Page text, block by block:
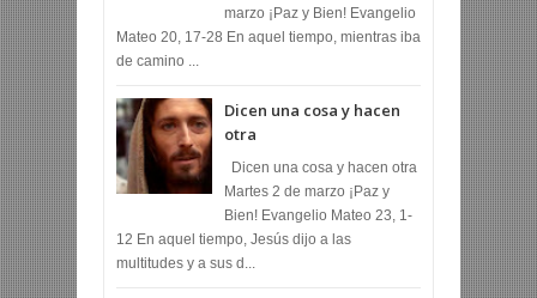
marzo ¡Paz y Bien! Evangelio
Mateo 20, 17-28 En aquel tiempo, mientras iba
de camino ...
Dicen una cosa y hacen
otra
Dicen una cosa y hacen otra
Martes 2 de marzo ¡Paz y
Bien! Evangelio Mateo 23, 1-
12 En aquel tiempo, Jesús dijo a las
multitudes y a sus d...